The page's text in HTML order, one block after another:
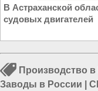
В Астраханской
судовых двигателей
Производство
Заводы в России